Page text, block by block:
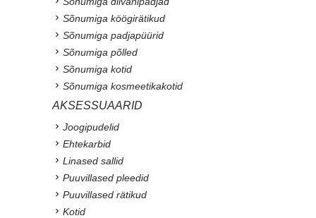
Sõnumiga köögirätikud
Sõnumiga padjapüürid
Sõnumiga põlled
Sõnumiga kotid
Sõnumiga kosmeetikakotid
AKSESSUAARID
Joogipudelid
Ehtekarbid
Linased sallid
Puuvillased pleedid
Puuvillased rätikud
Kotid